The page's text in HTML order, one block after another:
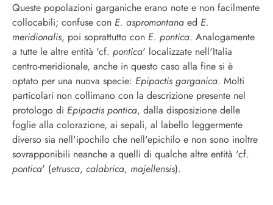
Queste popolazioni garganiche erano note e non facilmente
collocabili; confuse con E. aspromontana ed E.
meridionalis, poi soprattutto con E. pontica. Analogamente
a tutte le altre entità 'cf. pontica' localizzate nell'Italia
centro-meridionale, anche in questo caso alla fine si è
optato per una nuova specie: Epipactis garganica. Molti
particolari non collimano con la descrizione presente nel
protologo di Epipactis pontica, dalla disposizione delle
foglie alla colorazione, ai sepali, al labello leggermente
diverso sia nell'ipochilo che nell'epichilo e non sono inoltre
sovrapponibili neanche a quelli di qualche altre entità 'cf.
pontica' (etrusca, calabrica, majellensis).